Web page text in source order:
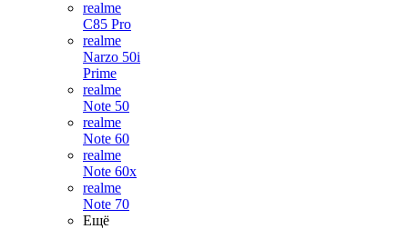
realme
C85 Pro
realme
Narzo 50i
Prime
realme
Note 50
realme
Note 60
realme
Note 60x
realme
Note 70
Ещё